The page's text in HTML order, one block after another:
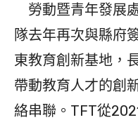
勞動暨青年發展
隊去年再次與縣府
東教育創新基地，
帶動教育人才的創
絡串聯。TFT從